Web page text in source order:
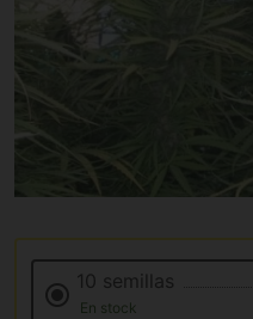
10 semillas
En stock